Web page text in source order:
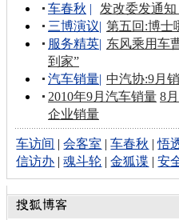
车春秋 |
发改委发通
三博演议| 第五回:博士
服务精英| 东风乘用车
到家”
汽车销量| 中汽协:9月
2010年9月汽车销量 8
企业销量
车访间 |会客室 |车春秋 |悟
信访办 |魂斗轮 |金狐谍 |安